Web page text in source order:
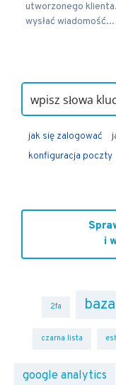
utworzonego
wysłać wiadomość...
jak się zalogować
konfiguracja poczty
i
2fa
czarna lista
google analytics